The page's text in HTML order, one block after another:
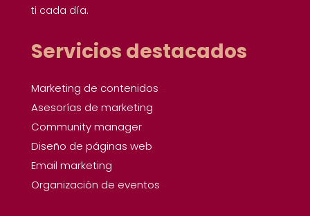
ti cada día.
Servicios destacados
Marketing de contenidos
Asesorías de marketing
Community manager
Diseño de páginas web
Email marketing
Organización de eventos